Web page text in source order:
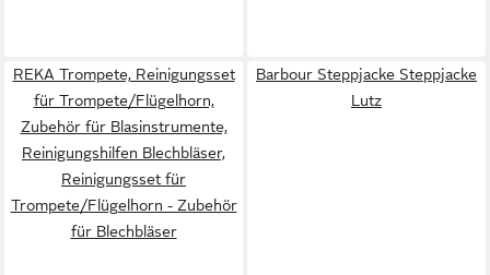
REKA Trompete, Reinigungsset
für Trompete/Flügelhorn,
Zubehör für Blasinstrumente,
Reinigungshilfen Blechbläser,
Reinigungsset für
Trompete/Flügelhorn - Zubehör
für Blechbläser
Barbour Steppjacke Steppjacke
Lutz